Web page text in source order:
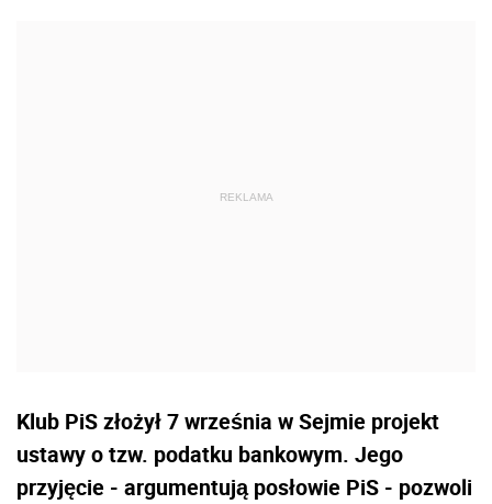
Klub PiS złożył 7 września w Sejmie projekt
ustawy o tzw. podatku bankowym. Jego
przyjęcie - argumentują posłowie PiS - pozwoli